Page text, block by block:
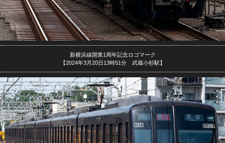
新横浜線開業1周年記念ロゴマーク
【2024年3月20日13時51分 武蔵小杉駅】